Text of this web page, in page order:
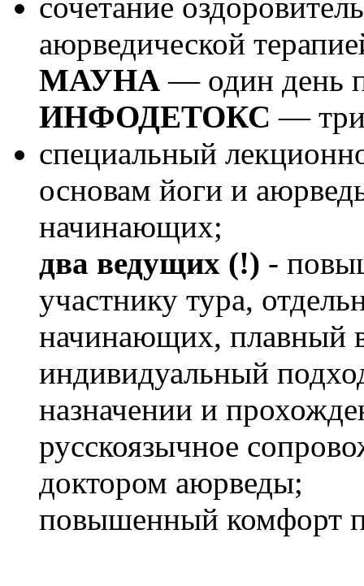
аюрведической
МАУНА— один день
ИНФОДЕТОКС — три
специальный
основам йоги и
начинающих;
два ведущих (!) -
участнику тура,
начинающих, плавный
индивидуальный
назначении и
русскоязычное
доктором аюрведы;
повышенный комфорт